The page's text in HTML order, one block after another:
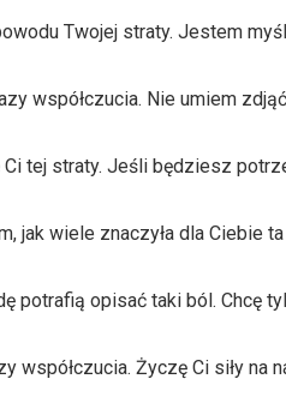
Twojej straty. Jestem
współczucia. Nie umiem
Ci tej straty. Jeśli będziesz
jak wiele znaczyła dla Ciebie
potrafią opisać taki ból. Chcę
współczucia. Życzę Ci siły